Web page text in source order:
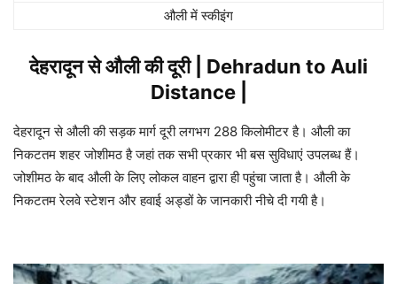
औली में स्कीइंग
देहरादून से औली की दूरी | Dehradun to Auli
Distance |
देहरादून से औली की सड़क मार्ग दूरी लगभग 288 किलोमीटर है। औली का
निकटतम शहर जोशीमठ है जहां तक सभी प्रकार भी बस सुविधाएं उपलब्ध हैं।
जोशीमठ के बाद औली के लिए लोकल वाहन द्वारा ही पहुंचा जाता है। औली के
निकटतम रेलवे स्टेशन और हवाई अड्डों के जानकारी नीचे दी गयी है।